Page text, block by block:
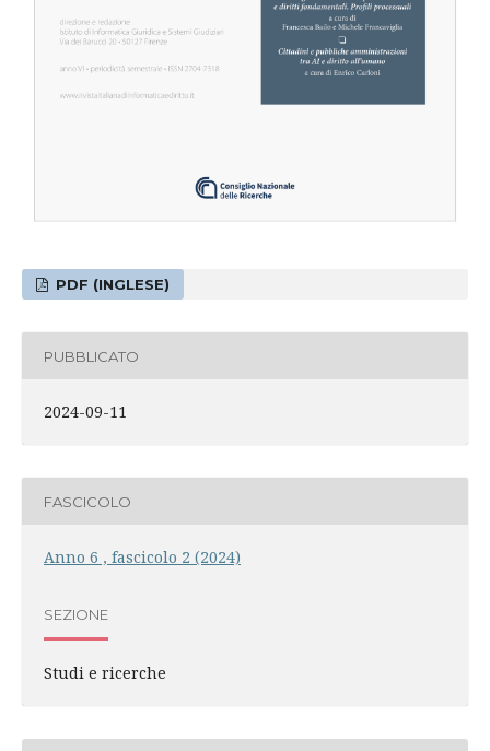
PDF (INGLESE)
PUBBLICATO
2024-09-11
FASCICOLO
Anno 6 , fascicolo 2 (2024)
SEZIONE
Studi e ricerche